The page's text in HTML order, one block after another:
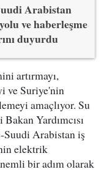
Arabistan
ve haberleşme
duyurdu
artırmayı,
ve Suriye'nin
amaçlıyor. Su
Yardımcısı
Suudi Arabistan iş
elektrik
bir adım olarak